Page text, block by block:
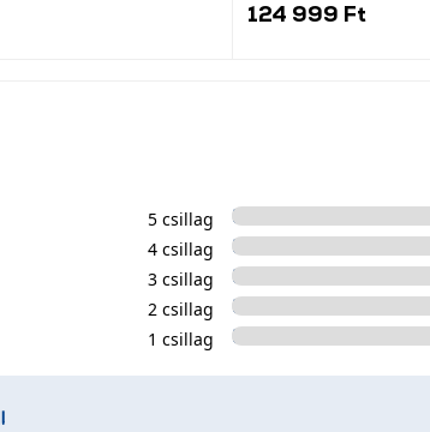
124 999 Ft
5 csillag
4 csillag
3 csillag
2 csillag
1 csillag